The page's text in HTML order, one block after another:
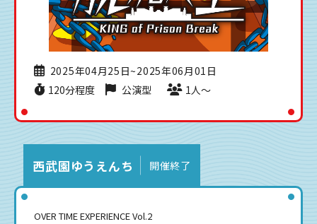
2025年04月25日~2025年06月01日
120分程度
公演型 1人〜
西武園ゆうえんち 開催終了
OVER TIME EXPERIENCE Vol.2